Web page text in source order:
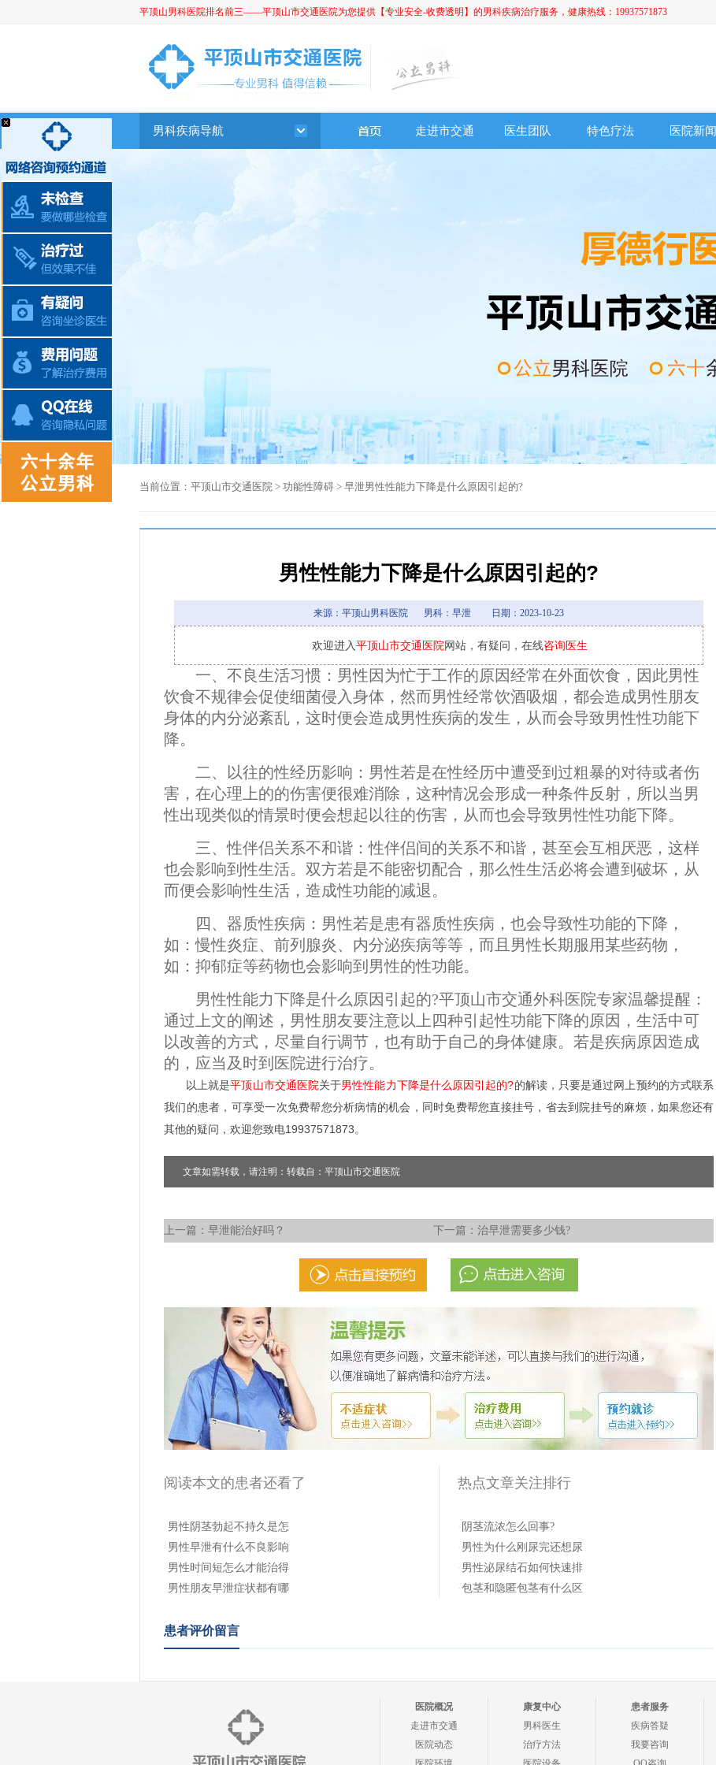
平顶山男科医院排名前三——平顶山市交通医院为您提供【专业安全-收费透明】的男科疾病治疗服务，健康热线：19937571873
男科疾病导航 走进市交通 医生团队 特色疗法 医院新闻
当前位置： 平顶山市交通医院 > 功能性障碍 > 早泄男性性能力下降是什么原因引起的?
男性性能力下降是什么原因引起的?
来源：平顶山男科医院 男科：早泄 日期：2023-10-23
欢迎进入平顶山市交通医院网站，有疑问，在线咨询医生
一、不良生活习惯：男性因为忙于工作的原因经常在外面饮食，因此男性
饮食不规律会促使细菌侵入身体，然而男性经常饮酒吸烟，都会造成男性朋友
身体的内分泌紊乱，这时便会造成男性疾病的发生，从而会导致男性性功能下
降。
二、以往的性经历影响：男性若是在性经历中遭受到过粗暴的对待或者伤
害，在心理上的的伤害便很难消除，这种情况会形成一种条件反射，所以当男
性出现类似的情景时便会想起以往的伤害，从而也会导致男性性功能下降。
三、性伴侣关系不和谐：性伴侣间的关系不和谐，甚至会互相厌恶，这样
也会影响到性生活。双方若是不能密切配合，那么性生活必将会遭到破坏，从
而便会影响性生活，造成性功能的减退。
四、器质性疾病：男性若是患有器质性疾病，也会导致性功能的下降，
如：慢性炎症、前列腺炎、内分泌疾病等等，而且男性长期服用某些药物，
如：抑郁症等药物也会影响到男性的性功能。
男性性能力下降是什么原因引起的?平顶山市交通外科医院专家温馨提醒：
通过上文的阐述，男性朋友要注意以上四种引起性功能下降的原因，生活中可
以改善的方式，尽量自行调节，也有助于自己的身体健康。若是疾病原因造成
的，应当及时到医院进行治疗。
以上就是平顶山市交通医院关于男性性能力下降是什么原因引起的?的解读，只要是通过网上预约的方式联系
我们的患者，可享受一次免费帮您分析病情的机会，同时免费帮您直接挂号，省去到院挂号的麻烦，如果您还有
其他的疑问，欢迎您致电19937571873。
文章如需转载，请注明：转载自：平顶山市交通医院
上一篇： 早泄能治好吗？ 下一篇：治早泄需要多少钱?
阅读本文的患者还看了
· 男性阴茎勃起不持久是怎
· 男性早泄有什么不良影响
· 男性时间短怎么才能治得
· 男性朋友早泄症状都有哪
热点文章关注排行
· 阴茎流浓怎么回事?
· 男性为什么刚尿完还想尿
· 男性泌尿结石如何快速排
·包茎和隐匿包茎有什么区
患者评价留言
医院概况
走进市交通
医院动态
康复中心
男科医生
治疗方法
患者服务
疾病答疑
我要咨询